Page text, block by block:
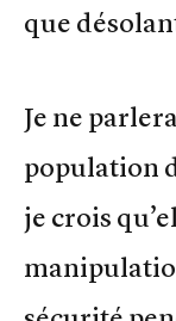
que
Je ne
population
je crois